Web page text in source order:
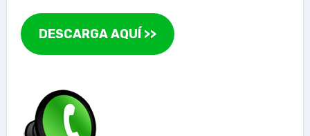
DESCARGA AQUÍ >>